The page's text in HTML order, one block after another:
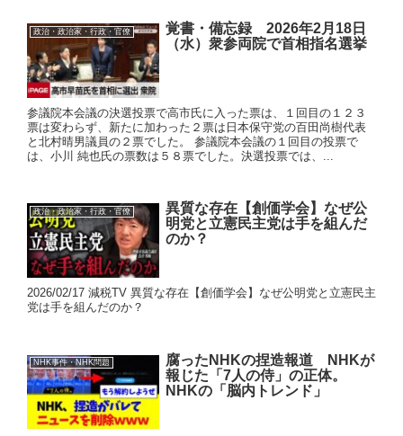
政治・政治家・行政・官僚
覚書・備忘録 2026年2月18日
（水）衆参両院で首相指名選挙
参議院本会議の決選投票で高市氏に入った票は、１回目の１２３
票は変わらず、新たに加わった２票は日本保守党の百田尚樹代表
と北村晴男議員の２票でした。 参議院本会議の１回目の投票で
は、小川 純也氏の票数は５８票でした。決選投票では、...
政治・政治家・行政・官僚
異質な存在【創価学会】なぜ公
明党と立憲民主党は手を組んだ
のか？
2026/02/17 減税TV 異質な存在【創価学会】なぜ公明党と立憲民主
党は手を組んだのか？
NHK事件・NHK問題
腐ったNHKの捏造報道 NHKが
報じた「7人の侍」の正体。
NHKの「脳内トレンド」